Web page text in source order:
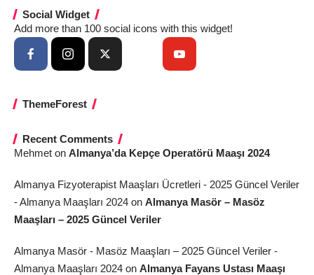
Social Widget
Add more than 100 social icons with this widget!
ThemeForest
Recent Comments
Mehmet on Almanya’da Kepçe Operatörü Maaşı 2024
Almanya Fizyoterapist Maaşları Ücretleri - 2025 Güncel Veriler
- Almanya Maaşları 2024 on Almanya Masör – Masöz
Maaşları – 2025 Güncel Veriler
Almanya Masör - Masöz Maaşları – 2025 Güncel Veriler -
Almanya Maaşları 2024 on Almanya Fayans Ustası Maaşı